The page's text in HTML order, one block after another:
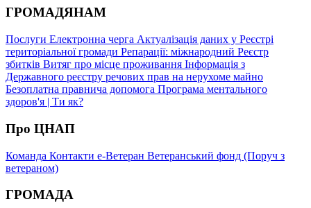
ГРОМАДЯНАМ
Послуги Електронна черга Актуалізація даних у Реєстрі
територіальної громади Репарації: міжнародний Реєстр
збитків Витяг про місце проживання Інформація з
Державного реєстру речових прав на нерухоме майно
Безоплатна правнича допомога Програма ментального
здоров'я | Ти як?
Про ЦНАП
Команда Контакти е-Ветеран Ветеранський фонд (Поруч з
ветераном)
ГРОМАДА